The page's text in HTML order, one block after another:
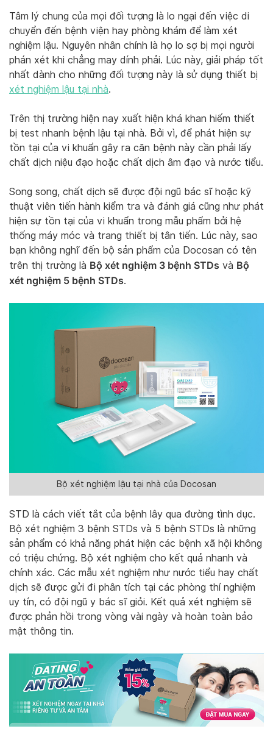
Tâm lý chung của mọi đối tượng là lo ngại đến việc di
chuyển đến bệnh viện hay phòng khám để làm xét
nghiệm lậu. Nguyên nhân chính là họ lo sợ bị mọi người
phán xét khi chẳng may dính phải. Lúc này, giải pháp tốt
nhất dành cho những đối tượng này là sử dụng thiết bị
xét nghiệm lậu tại nhà.
Trên thị trường hiện nay xuất hiện khá khan hiếm thiết
bị test nhanh bệnh lậu tại nhà. Bởi vì, để phát hiện sự
tồn tại của vi khuẩn gây ra căn bệnh này cần phải lấy
chất dịch niệu đạo hoặc chất dịch âm đạo và nước tiểu.
Song song, chất dịch sẽ được đội ngũ bác sĩ hoặc kỹ
thuật viên tiến hành kiểm tra và đánh giá cũng như phát
hiện sự tồn tại của vi khuẩn trong mẫu phẩm bởi hệ
thống máy móc và trang thiết bị tân tiến. Lúc này, sao
bạn không nghĩ đến bộ sản phẩm của Docosan có tên
trên thị trường là Bộ xét nghiệm 3 bệnh STDs và Bộ
xét nghiệm 5 bệnh STDs.
Bộ xét nghiệm lậu tại nhà của Docosan
STD là cách viết tắt của bệnh lây qua đường tình dục.
Bộ xét nghiệm 3 bệnh STDs và 5 bệnh STDs là những
sản phẩm có khả năng phát hiện các bệnh xã hội không
có triệu chứng. Bộ xét nghiệm cho kết quả nhanh và
chính xác. Các mẫu xét nghiệm như nước tiểu hay chất
dịch sẽ được gửi đi phân tích tại các phòng thí nghiệm
uy tín, có đội ngũ y bác sĩ giỏi. Kết quả xét nghiệm sẽ
được phản hồi trong vòng vài ngày và hoàn toàn bảo
mật thông tin.